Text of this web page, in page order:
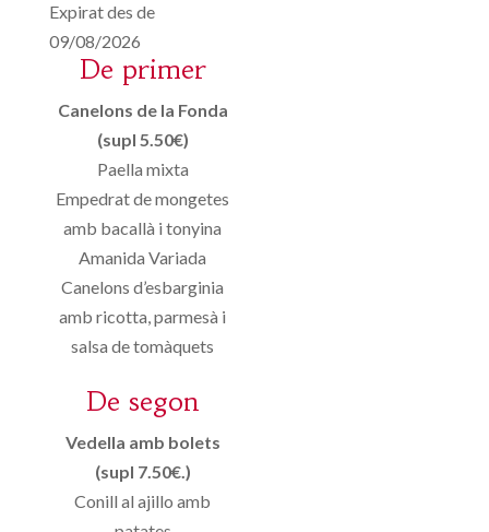
Expirat des de
09/08/2026
De primer
Canelons de la Fonda
(supl 5.50€)
Paella mixta
Empedrat de mongetes
amb bacallà i tonyina
Amanida Variada
Canelons d’esbarginia
amb ricotta, parmesà i
salsa de tomàquets
De segon
Vedella amb bolets
(supl 7.50€.)
Conill al ajillo amb